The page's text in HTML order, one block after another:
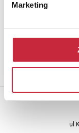
Marketing
ul